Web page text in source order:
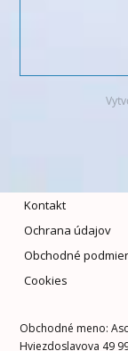
Kontakt
Ochrana údajov
Obchodné
Cookies
Obchodné meno:
Hviezdoslavova 49